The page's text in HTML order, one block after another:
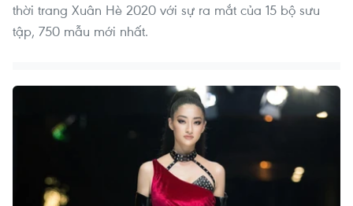
thời trang Xuân Hè 2020 với sự ra mắt của 15 bộ sưu
tập, 750 mẫu mới nhất.